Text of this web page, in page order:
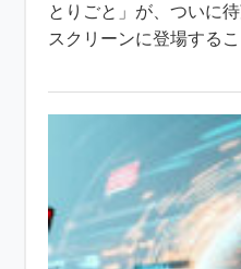
とりごと」が、ついに
スクリーンに登場する